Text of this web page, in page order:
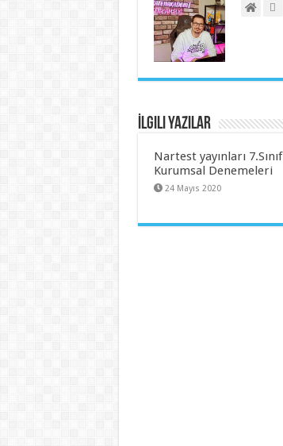
İlgili Yazılar
Nartest yayınları 7.Sınıf
Kurumsal Denemeleri
24 Mayıs 2020